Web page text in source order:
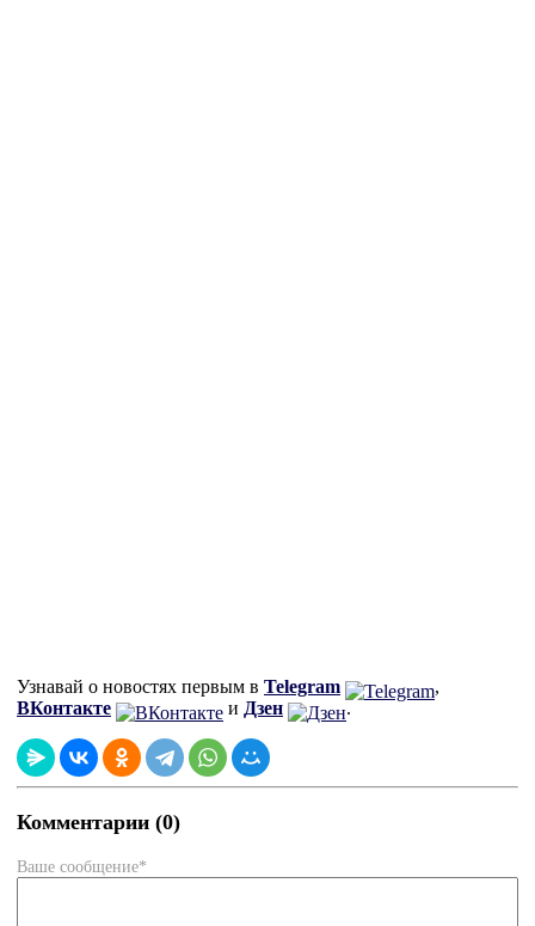
Узнавай о новостях первым в Telegram
,
ВКонтакте
и Дзен .
Комментарии (0)
Ваше сообщение*